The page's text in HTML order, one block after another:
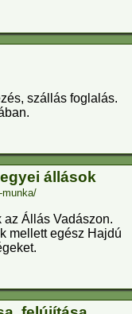
szállás foglalás.
állások
munka/
Állás Vadászon.
mellett egész Hajdú